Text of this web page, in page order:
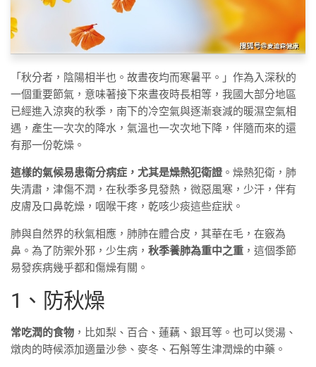
「秋分者，陰陽相半也。故晝夜均而寒暑平。」作為入深秋的
一個重要節氣，意味著接下來晝夜時長相等，我國大部分地區
已經進入涼爽的秋季，南下的冷空氣與逐漸衰減的暖濕空氣相
遇，產生一次次的降水，氣溫也一次次地下降，伴隨而來的還
有那一份乾燥。
這樣的氣候易患衛分病症，尤其是燥熱犯衛證。燥熱犯衛，肺
失清肅，津傷不潤，在秋季多見發熱，微惡風寒，少汗，伴有
皮膚及口鼻乾燥，咽喉干疼，乾咳少痰這些症狀。
肺與自然界的秋氣相應，肺肺在體合皮，其華在毛，在竅為
鼻。為了防禦外邪，少生病， 秋季養肺為重中之重 ，這個季節
易發疾病幾乎都和傷燥有關。
1、防秋燥
常吃潤的食物 ，比如梨、百合、蓮藕、銀耳等。也可以煲湯、
燉肉的時候添加適量沙參、麥冬、石斛等生津潤燥的中藥。